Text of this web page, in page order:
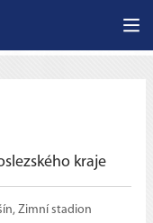
kraje
Zimní stadion